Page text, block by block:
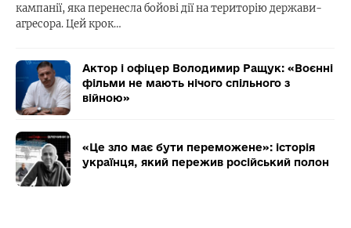
кампанії, яка перенесла бойові дії на територію держави-
агресора. Цей крок…
Актор і офіцер Володимир Ращук: «Воєнні
фільми не мають нічого спільного з
війною»
«Це зло має бути переможене»: історія
українця, який пережив російський полон